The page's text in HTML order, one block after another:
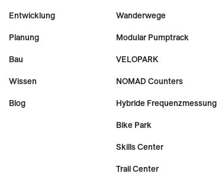
Entwicklung
Planung
Bau
Wissen
Blog
Wanderwege
Modular Pumptrack
VELOPARK
NOMAD Counters
Hybride Frequenzmessung
Bike Park
Skills Center
Trail Center